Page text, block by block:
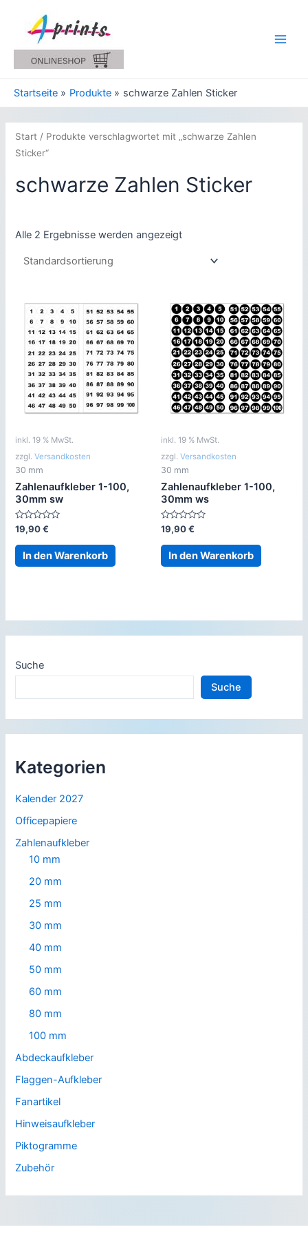
springen
Startseite Produkte schwarze Zahlen Sticker
Start / Produkte verschlagwortet mit „schwarze Zahlen
Sticker“
schwarze Zahlen Sticker
Alle 2 Ergebnisse werden angezeigt
inkl. 19 % MwSt.
zzgl.Versandkosten
30 mm
Zahlenaufkleber 1-100,
30mm sw
Bewertet
mit
0
von
19,90€
In den Warenkorb
inkl. 19 % MwSt.
zzgl. Versandkosten
30 mm
Zahlenaufkleber 1-100,
30mm ws
Bewertet
mit
0
von
19,90€
In den Warenkorb
Suche
Suche
Kategorien
Kalender 2027
Officepapiere
Zahlenaufkleber
10 mm
20 mm
25 mm
30 mm
40 mm
50 mm
60 mm
80 mm
100 mm
Abdeckaufkleber
Flaggen-Aufkleber
Fanartikel
Hinweisaufkleber
Piktogramme
Zubehör